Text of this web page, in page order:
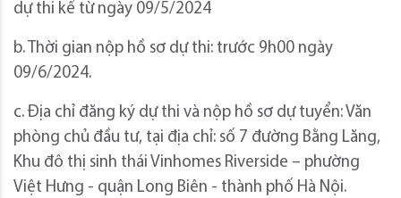
dự thi kể từ ngày 09/5/2024
b. Thời gian nộp hồ sơ dự thi: trước 9h00 ngày
09/6/2024.
c. Địa chỉ đăng ký dự thi và nộp hồ sơ dự tuyển: Văn
phòng chủ đầu tư, tại địa chỉ: số 7 đường Bằng Lăng,
Khu đô thị sinh thái Vinhomes Riverside – phường
Việt Hưng - quận Long Biên - thành phố Hà Nội.